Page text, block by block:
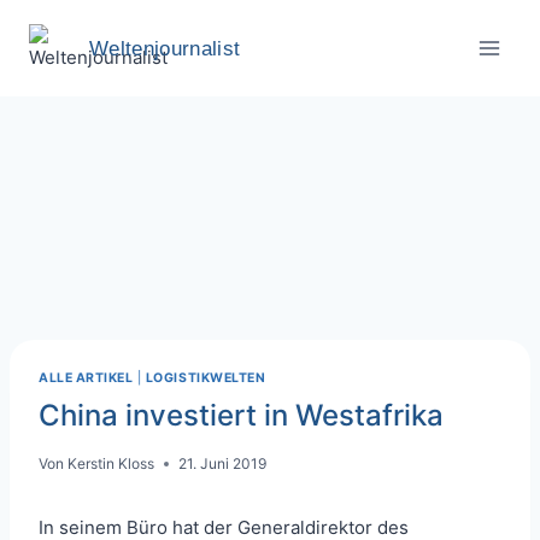
Weltenjournalist
ALLE ARTIKEL LOGISTIKWELTEN
China investiert in Westafrika
Von Kerstin Kloss 21. Juni 2019
In seinem Büro hat der Generaldirektor des